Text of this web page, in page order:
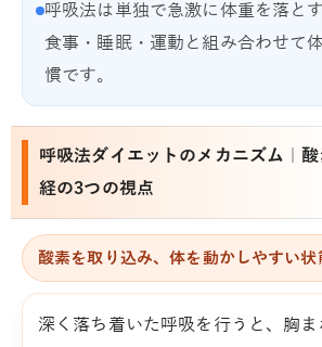
呼吸法は単独で急激に体重を落と
食事・睡眠・運動と組み合わせて
慣です。
呼吸法ダイエットのメカニズム｜
経の3つの視点
酸素を取り込み、体を動かしやすい状
深く落ち着いた呼吸を行うと、胸